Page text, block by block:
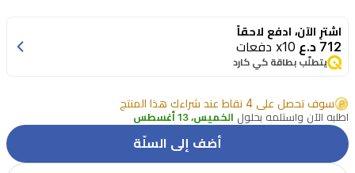
في
المنزل
جل
الشعر
ساينب
اشترِ الآن، ادفع لاحقاً
712 د.ع x10 دفعات
يتطلّب بطاقة كي كارد
سوف تحصل على 4 نقاط عند شراءك هذا المنتج
اطلبه الآن واستلمه بحلول الخميس، 13 أغسطس
أضف إلى السلّة